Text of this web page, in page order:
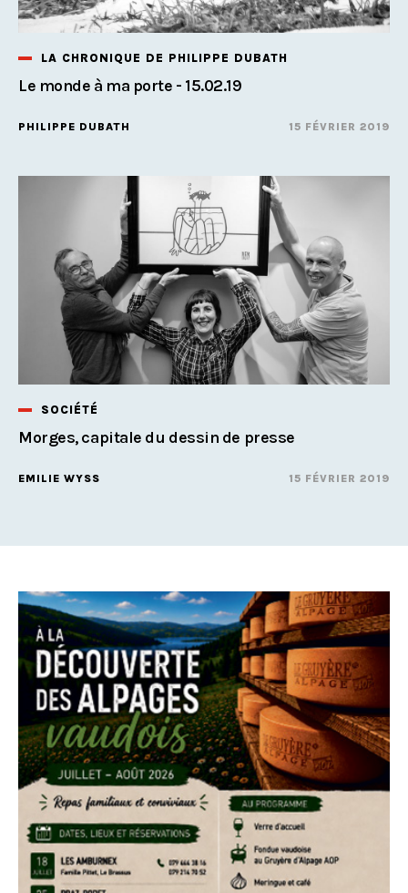
LA CHRONIQUE DE PHILIPPE DUBATH
Le monde à ma porte - 15.02.19
PHILIPPE DUBATH 15 FÉVRIER 2019
SOCIÉTÉ
Morges, capitale du dessin de presse
EMILIE WYSS 15 FÉVRIER 2019